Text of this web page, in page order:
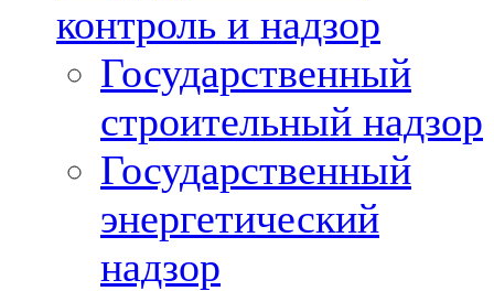
контроль и надзор
Государственный
строительный надзор
Государственный
энергетический
надзор